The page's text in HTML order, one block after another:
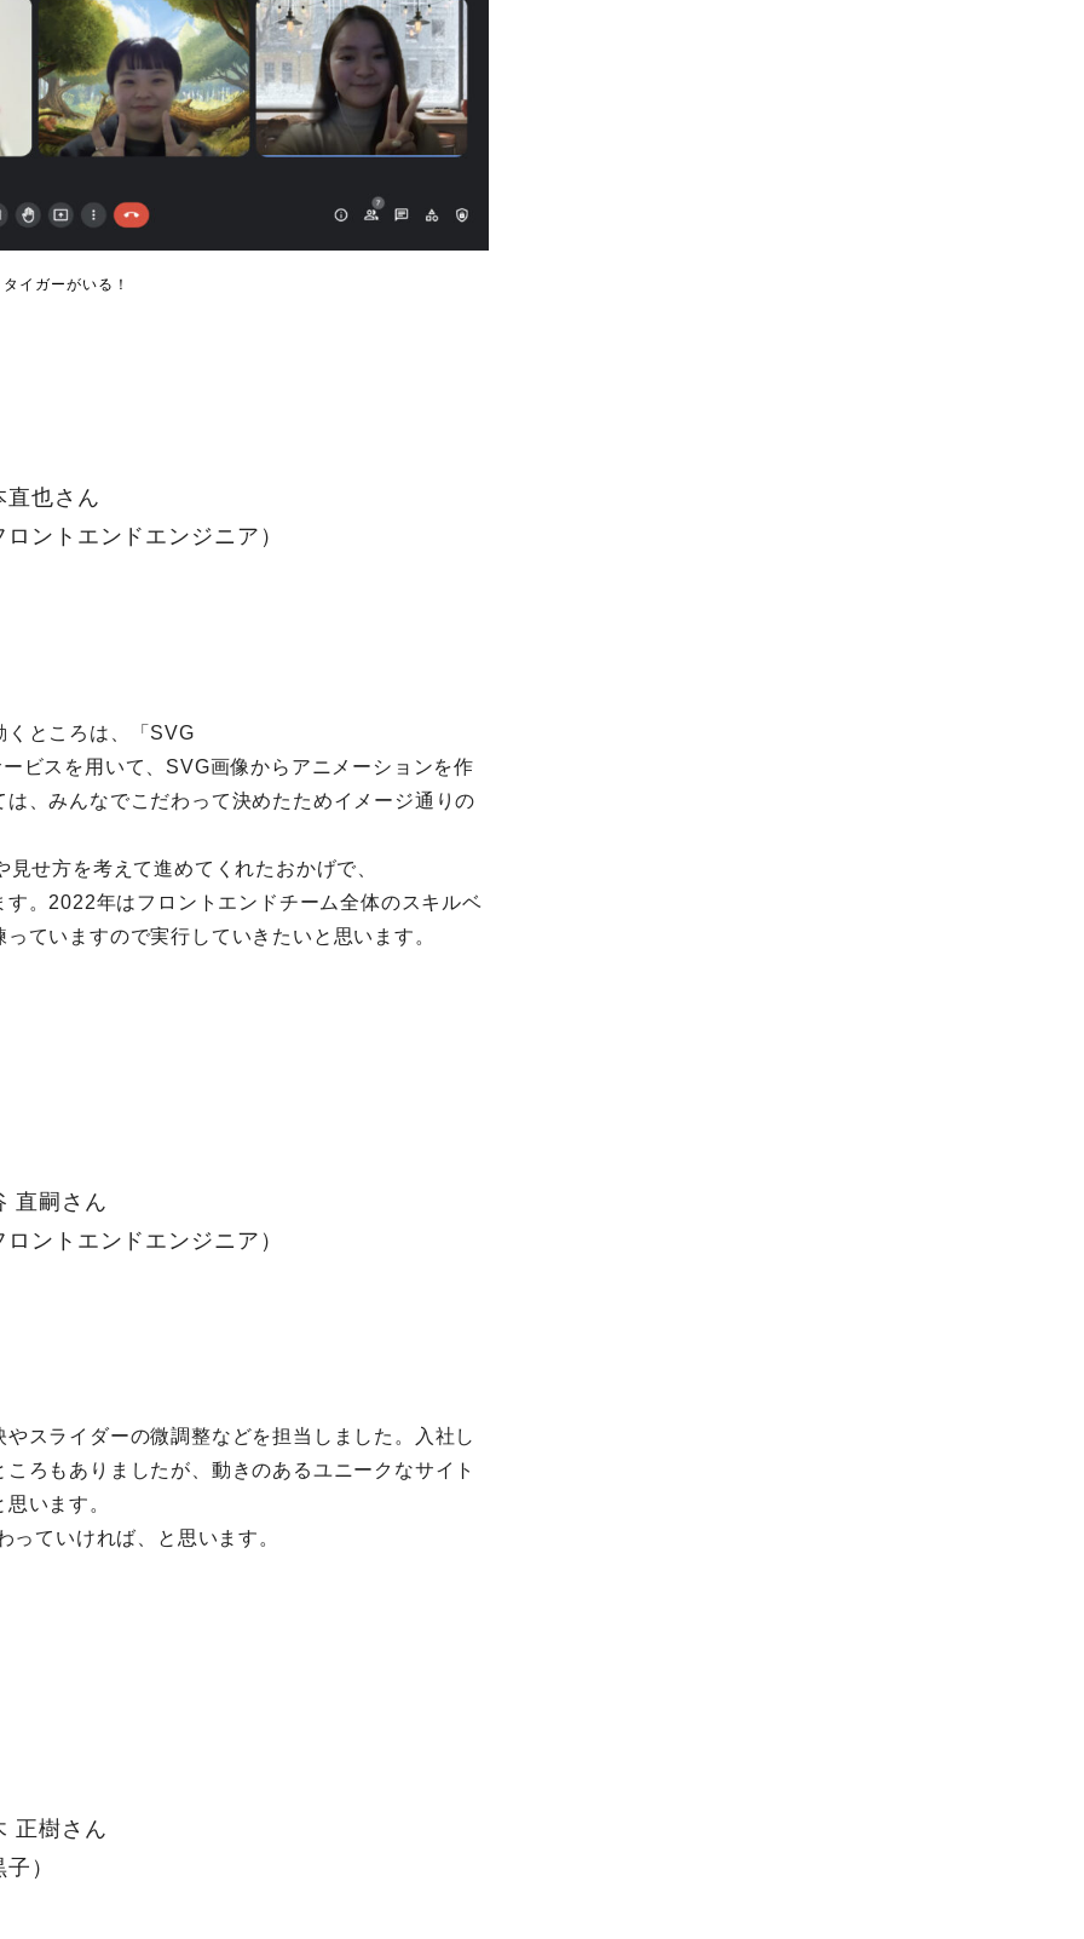
イガーがいる！
直也さん
ロントエンドエンジニア ）
くところは、「SVG
ビスを用いて、SVG画像からアニメーションを作
、みんなでこだわって決めたためイメージ通りの
せ方を考えて進めてくれたおかげで、
。2022年はフロントエンドチーム全体のスキルベ
ていますので実行していきたいと思います。
直嗣さん
ロントエンドエンジニア ）
スライダーの微調整などを担当しました。入社し
ろもありましたが、動きのあるユニークなサイト
います。
ていければ、と思います。
正樹さん
）